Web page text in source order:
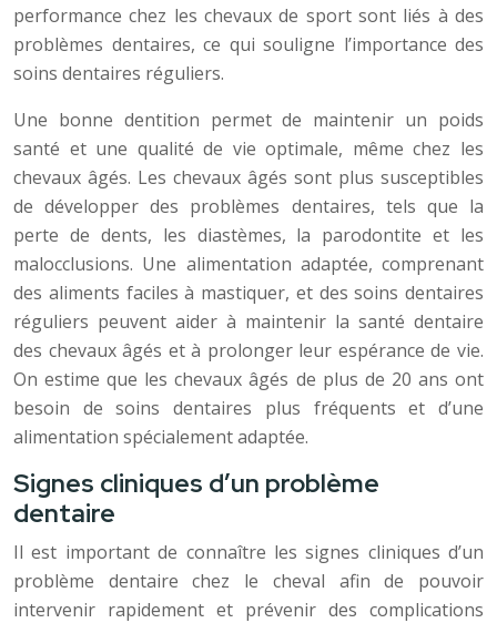
performance chez les chevaux de sport sont liés à des
problèmes dentaires, ce qui souligne l’importance des
soins dentaires réguliers.
Une bonne dentition permet de maintenir un poids
santé et une qualité de vie optimale, même chez les
chevaux âgés. Les chevaux âgés sont plus susceptibles
de développer des problèmes dentaires, tels que la
perte de dents, les diastèmes, la parodontite et les
malocclusions. Une alimentation adaptée, comprenant
des aliments faciles à mastiquer, et des soins dentaires
réguliers peuvent aider à maintenir la santé dentaire
des chevaux âgés et à prolonger leur espérance de vie.
On estime que les chevaux âgés de plus de 20 ans ont
besoin de soins dentaires plus fréquents et d’une
alimentation spécialement adaptée.
Signes cliniques d’un problème
dentaire
Il est important de connaître les signes cliniques d’un
problème dentaire chez le cheval afin de pouvoir
intervenir rapidement et prévenir des complications